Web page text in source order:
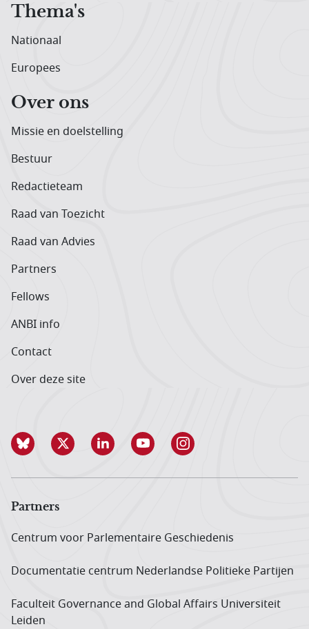
Thema's
Nationaal
Europees
Over ons
Missie en doelstelling
Bestuur
Redactieteam
Raad van Toezicht
Raad van Advies
Partners
Fellows
ANBI info
Contact
Over deze site
Partners
Centrum voor Parlementaire Geschiedenis
Documentatie centrum Neder­landse Politieke Partijen
Faculteit Governance and Global Affairs Universiteit
Leiden